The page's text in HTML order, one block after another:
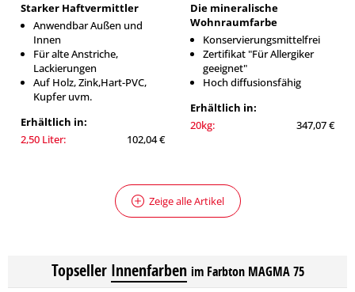
Starker Haftvermittler
Anwendbar Außen und
Innen
Für alte Anstriche,
Lackierungen
Auf Holz, Zink,Hart-PVC,
Kupfer uvm.
Erhältlich in:
2,50 Liter:
102,04 €
Die mineralische
Wohnraumfarbe
Konservierungsmittelfrei
Zertifikat "Für Allergiker
geeignet"
Hoch diffusionsfähig
Erhältlich in:
20kg:
347,07 €
Zeige alle Artikel
Topseller Innenfarben im Farbton MAGMA 75